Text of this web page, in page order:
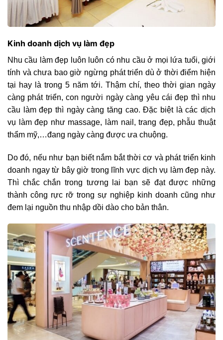
Kinh doanh dịch vụ làm đẹp
Nhu cầu làm đẹp luôn luôn có nhu cầu ở mọi lứa tuổi, giới
tính và chưa bao giờ ngừng phát triển dù ở thời điểm hiện
tại hay là trong 5 năm tới. Thậm chí, theo thời gian ngày
càng phát triển, con người ngày càng yêu cái đẹp thì nhu
cầu làm đẹp thì ngày càng tăng cao. Đặc biệt là các dịch
vụ làm đẹp như massage, làm nail, trang đẹp, phẫu thuật
thẩm mỹ,…đang ngày càng được ưa chuộng.
Do đó, nếu như bạn biết nắm bắt thời cơ và phát triển kinh
doanh ngay từ bây giờ trong lĩnh vực dịch vụ làm đẹp này.
Thì chắc chắn trong tương lai bạn sẽ đạt được những
thành công rực rỡ trong sự nghiệp kinh doanh cũng như
đem lại nguồn thu nhập dồi dào cho bản thân.